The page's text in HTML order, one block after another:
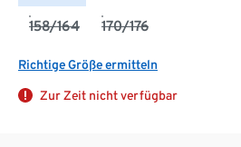
158/164 170/176
Richtige Größe ermitteln
Zur Zeit nicht verfügbar